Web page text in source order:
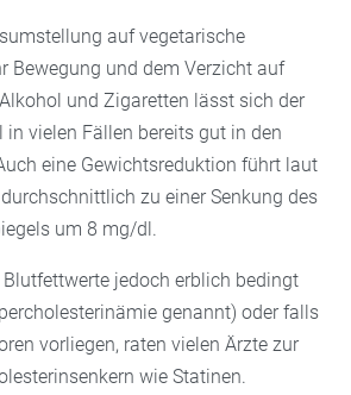
auf vegetarische
Bewegung und dem Verzicht auf
und Zigaretten lässt sich der
in vielen Fällen bereits gut in den
eine Gewichtsreduktion führt laut
zu einer Senkung des
um 8 mg/dl.
jedoch erblich bedingt
genannt) oder falls
vorliegen, raten vielen Ärzte zur
wie Statinen.